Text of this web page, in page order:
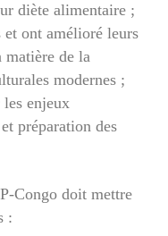
diète alimentaire ;
et ont amélioré leurs
matière de la
modernes ;
les enjeux
préparation des
Congo doit mettre
: